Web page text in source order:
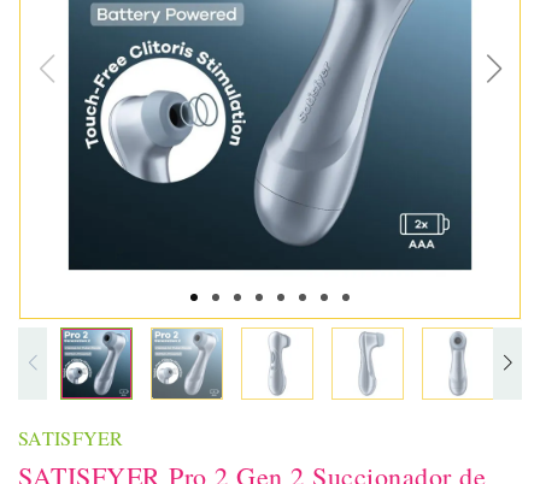
SATISFYER
SATISFYER Pro 2 Gen 2 Succionador de